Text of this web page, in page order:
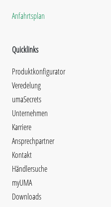
Anfahrtsplan
Quicklinks
Produktkonfigurator
Veredelung
umaSecrets
Unternehmen
Karriere
Ansprechpartner
Kontakt
Händlersuche
myUMA
Downloads